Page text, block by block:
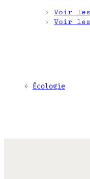
› Voir
› Voir
← Écologie